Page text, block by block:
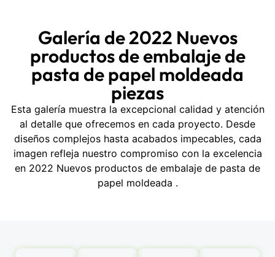
Galería de 2022 Nuevos
productos de embalaje de
pasta de papel moldeada
piezas
Esta galería muestra la excepcional calidad y atención
al detalle que ofrecemos en cada proyecto. Desde
diseños complejos hasta acabados impecables, cada
imagen refleja nuestro compromiso con la excelencia
en 2022 Nuevos productos de embalaje de pasta de
papel moldeada .